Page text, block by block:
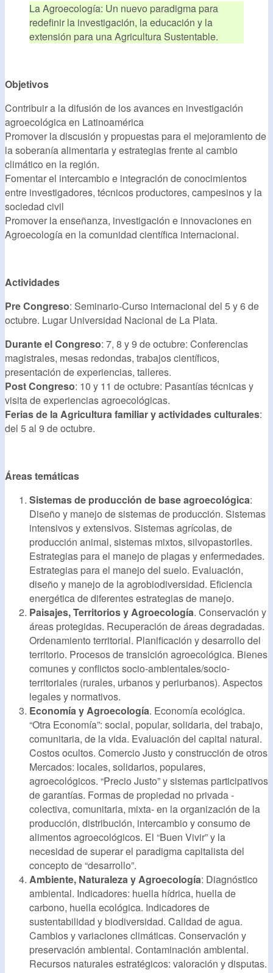
La Agroecología: Un nuevo paradigma para
redefinir la investigación, la educación y la
extensión para una Agricultura Sustentable.
Objetivos
Contribuir a la difusión de los avances en investigación
agroecológica en Latinoamérica
Promover la discusión y propuestas para el mejoramiento de
la soberanía alimentaria y estrategias frente al cambio
climático en la región.
Fomentar el intercambio e integración de conocimientos
entre investigadores, técnicos productores, campesinos y la
sociedad civil
Promover la enseñanza, investigación e innovaciones en
Agroecología en la comunidad científica internacional.
Actividades
Pre Congreso: Seminario-Curso internacional del 5 y 6 de
octubre. Lugar Universidad Nacional de La Plata.
Durante el Congreso: 7, 8 y 9 de octubre: Conferencias
magistrales, mesas redondas, trabajos científicos,
presentación de experiencias, talleres.
Post Congreso: 10 y 11 de octubre: Pasantías técnicas y
visita de experiencias agroecológicas.
Ferias de la Agricultura familiar y actividades culturales:
del 5 al 9 de octubre.
Áreas temáticas
Sistemas de producción de base agroecológica:
Diseño y manejo de sistemas de producción. Sistemas
intensivos y extensivos. Sistemas agrícolas, de
producción animal, sistemas mixtos, silvopastoriles.
Estrategias para el manejo de plagas y enfermedades.
Estrategias para el manejo del suelo. Evaluación,
diseño y manejo de la agrobiodiversidad. Eficiencia
energética de diferentes estrategias de manejo.
Paisajes, Territorios y Agroecología. Conservación y
áreas protegidas. Recuperación de áreas degradadas.
Ordenamiento territorial. Planificación y desarrollo del
territorio. Procesos de transición agroecológica. Bienes
comunes y conflictos socio-ambientales/socio-
territoriales (rurales, urbanos y periurbanos). Aspectos
legales y normativos.
Economía y Agroecología. Economía ecológica.
“Otra Economía”: social, popular, solidaria, del trabajo,
comunitaria, de la vida. Evaluación del capital natural.
Costos ocultos. Comercio Justo y construcción de otros
Mercados: locales, solidarios, populares,
agroecológicos. “Precio Justo” y sistemas participativos
de garantías. Formas de propiedad no privada -
colectiva, comunitaria, mixta- en la organización de la
producción, distribución, intercambio y consumo de
alimentos agroecológicos. El “Buen Vivir” y la
necesidad de superar el paradigma capitalista del
concepto de “desarrollo”.
Ambiente, Naturaleza y Agroecología: Diagnóstico
ambiental. Indicadores: huella hídrica, huella de
carbono, huella ecológica. Indicadores de
sustentabilidad y biodiversidad. Calidad de agua.
Cambios y variaciones climáticas. Conservación y
preservación ambiental. Contaminación ambiental.
Recursos naturales estratégicos: valoración y disputas.